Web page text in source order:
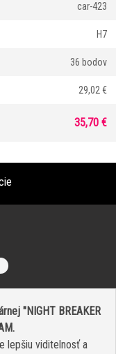
car-423
H7
36 bodov
29,02 €
35,70 €
"NIGHT BREAKER
lepšiu viditelnosť a